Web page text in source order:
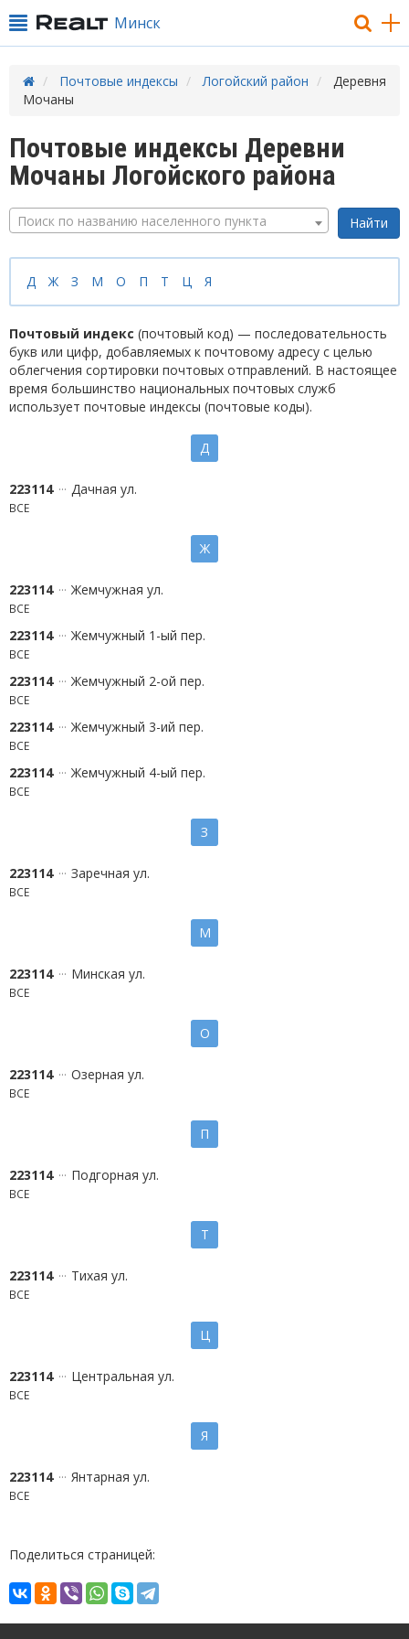
Минск
Почтовые индексы Логойский район
Деревня
Мочаны
Почтовые индексы Деревни
Мочаны Логойского района
Поиск по названию населенного пункта
Д Ж З М О П Т Ц Я
Почтовый индекс (почтовый код) — последовательность
букв или цифр, добавляемых к почтовому адресу с целью
облегчения сортировки почтовых отправлений. В настоящее
время большинство национальных почтовых служб
использует почтовые индексы (почтовые коды).
Д
223114 Дачная ул.
ВСЕ
Ж
223114 Жемчужная ул.
ВСЕ
223114 Жемчужный 1-ый пер.
ВСЕ
223114 Жемчужный 2-ой пер.
ВСЕ
223114 Жемчужный 3-ий пер.
ВСЕ
223114 Жемчужный 4-ый пер.
ВСЕ
З
223114 Заречная ул.
ВСЕ
М
223114 Минская ул.
ВСЕ
О
223114 Озерная ул.
ВСЕ
П
223114 Подгорная ул.
ВСЕ
Т
223114 Тихая ул.
ВСЕ
Ц
223114 Центральная ул.
ВСЕ
Я
223114 Янтарная ул.
ВСЕ
Поделиться страницей: